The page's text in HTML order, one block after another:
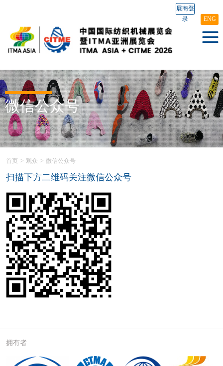
展商登
录
ENG
微信公众号
首页 > 观众 > 微信公众号
扫描下方二维码关注微信公众号
拥有者